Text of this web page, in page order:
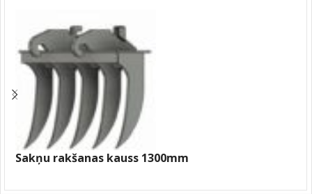
Sakņu rakšanas kauss 1300mm